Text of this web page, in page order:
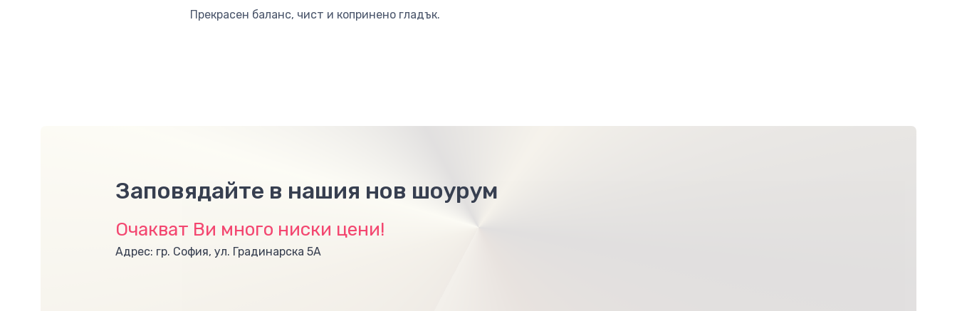
Прекрасен баланс, чист и копринено гладък.
Заповядайте в нашия нов шоурум
Очакват Ви много ниски цени!
Адрес: гр. София, ул. Градинарска 5А